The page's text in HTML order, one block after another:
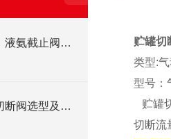
贮罐切
类型:气
型号：
贮罐
切断流
氨用止回阀的选型｜液氨截止阀制造商
切断阀知识：气动切断阀选型及配件种类